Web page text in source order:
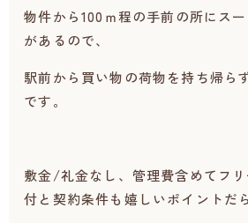
物件から100ｍ程の手前の所にス
があるので、
駅前から買い物の荷物を持ち帰ら
です。
敷金/礼金なし、管理費含めてフ
付と契約条件も嬉しいポイントだ